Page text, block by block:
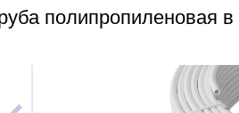
полипропиленовая